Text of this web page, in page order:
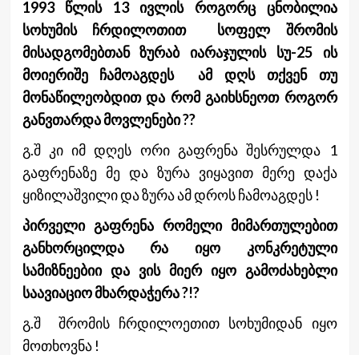
1993 წლის 13 ივლის როგორც ცნობილია
სოხუმის ჩრდილოთით სოფელ შრომის
მისადგომებთან ზურაბ იარაჯულის სუ-25 ის
მოიერიშე ჩამოაგდეს ამ დღს თქვენ თუ
მონაწილეობდით და რომ გაიხსნეოთ როგორ
განვთარდა მოვლენები ??
გ.შ კი იმ დღეს ორი გაფრენა შესრულდა 1
გაფრენაზე მე და ზურა ვიყავით მერე დაქა
ყიზილაშვილი და ზურა ამ დროს ჩამოაგდეს !
პირველი გაფრენა რომელი მიმართულებით
განხორცილდა რა იყო კონკრეტული
სამიზნეებიი და ვის მიერ იყო გამოძახებლი
საავიაციო მხარდაჭერა ?!?
გ.შ შრომის ჩრდილოეთით სოხუმიდან იყო
მოთხოვნა !